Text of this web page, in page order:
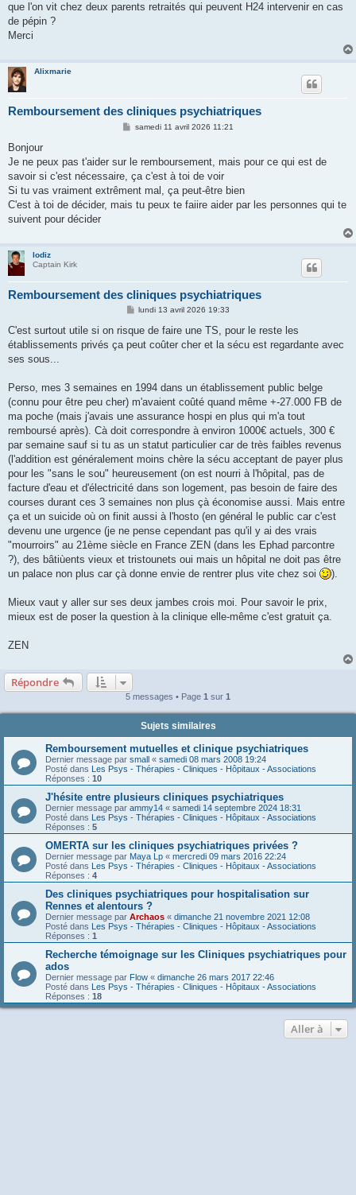
que l'on vit chez deux parents retraités qui peuvent H24 intervenir en cas
de pépin ?
Merci
Alixmarie
Remboursement des cliniques psychiatriques
M
a
g
e
samedi 11 avril 2026 11:21
Bonjour
Je ne peux pas t'aider sur le remboursement, mais pour ce qui est de
savoir si c'est nécessaire, ça c'est à toi de voir
Si tu vas vraiment extrêment mal, ça peut-être bien
C'est à toi de décider, mais tu peux te faiire aider par les personnes qui te
suivent pour décider
lodiz
Captain Kirk
Remboursement des cliniques psychiatriques
M
s
a
lundi 13 avril 2026 19:33
C'est surtout utile si on risque de faire une TS, pour le reste les
établissements privés ça peut coûter cher et la sécu est regardante avec
ses sous...
Perso, mes 3 semaines en 1994 dans un établissement public belge
(connu pour être peu cher) m'avaient coûté quand même +-27.000 FB de
ma poche (mais j'avais une assurance hospi en plus qui m'a tout
remboursé après). Cà doit correspondre à environ 1000€ actuels, 300 €
par semaine sauf si tu as un statut particulier car de très faibles revenus
(l'addition est généralement moins chère la sécu acceptant de payer plus
pour les "sans le sou" heureusement (on est nourri à l'hôpital, pas de
facture d'eau et d'électricité dans son logement, pas besoin de faire des
courses durant ces 3 semaines non plus çà économise aussi. Mais entre
ça et un suicide où on finit aussi à l'hosto (en général le public car c'est
devenu une urgence (je ne pense cependant pas qu'il y ai des vrais
"mourroirs" au 21ème siècle en France ZEN (dans les Ephad parcontre
?), des bâtiùents vieux et tristounets oui mais un hôpital ne doit pas être
un palace non plus car çà donne envie de rentrer plus vite chez soi
).
Mieux vaut y aller sur ses deux jambes crois moi. Pour savoir le prix,
mieux est de poser la question à la clinique elle-même c'est gratuit ça.
ZEN
Répondre
5 messages • Page 1 sur 1
Sujets similaires
Remboursement mutuelles et clinique psychiatriques
Dernier message par small « samedi 08 mars 2008 19:24
Posté dans
Les Psys - Thérapies - Cliniques - Hôpitaux - Associations
Réponses : 10
J'hésite entre plusieurs cliniques psychiatriques
Dernier message par ammy14 « samedi 14 septembre 2024 18:31
Posté dans
Les Psys - Thérapies - Cliniques - Hôpitaux - Associations
Réponses : 5
OMERTA sur les cliniques psychiatriques privées ?
Dernier message par Maya Lp « mercredi 09 mars 2016 22:24
Posté dans
Les Psys - Thérapies - Cliniques - Hôpitaux - Associations
Réponses : 4
Des cliniques psychiatriques pour hospitalisation sur
Rennes et alentours ?
Dernier message par Archaos « dimanche 21 novembre 2021 12:08
Posté dans
Les Psys - Thérapies - Cliniques - Hôpitaux - Associations
Réponses : 1
Recherche témoignage sur les Cliniques psychiatriques pour
ados
Dernier message par Flow « dimanche 26 mars 2017 22:46
Posté dans
Les Psys - Thérapies - Cliniques - Hôpitaux - Associations
Réponses : 18
Aller à